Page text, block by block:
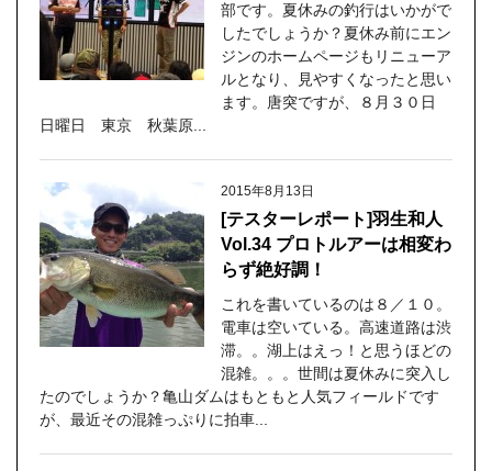
部です。夏休みの釣行はいかがで
したでしょうか？夏休み前にエン
ジンのホームページもリニューア
ルとなり、見やすくなったと思い
ます。唐突ですが、８月３０日
日曜日 東京 秋葉原...
2015年8月13日
[テスターレポート]羽生和人
Vol.34 プロトルアーは相変わ
らず絶好調！
これを書いているのは８／１０。
電車は空いている。高速道路は渋
滞。。湖上はえっ！と思うほどの
混雑。。。世間は夏休みに突入し
たのでしょうか？亀山ダムはもともと人気フィールドです
が、最近その混雑っぷりに拍車...